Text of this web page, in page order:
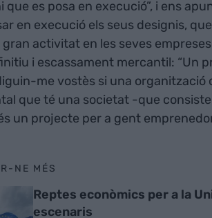
es posa en execució”, i ens
en execució els seus designis,
activitat en les seves
i escassament mercantil: “Un
me vostès si una organització
que té una societat -que
un projecte per a gent
NE MÉS
Reptes econòmics per a la
escenaris